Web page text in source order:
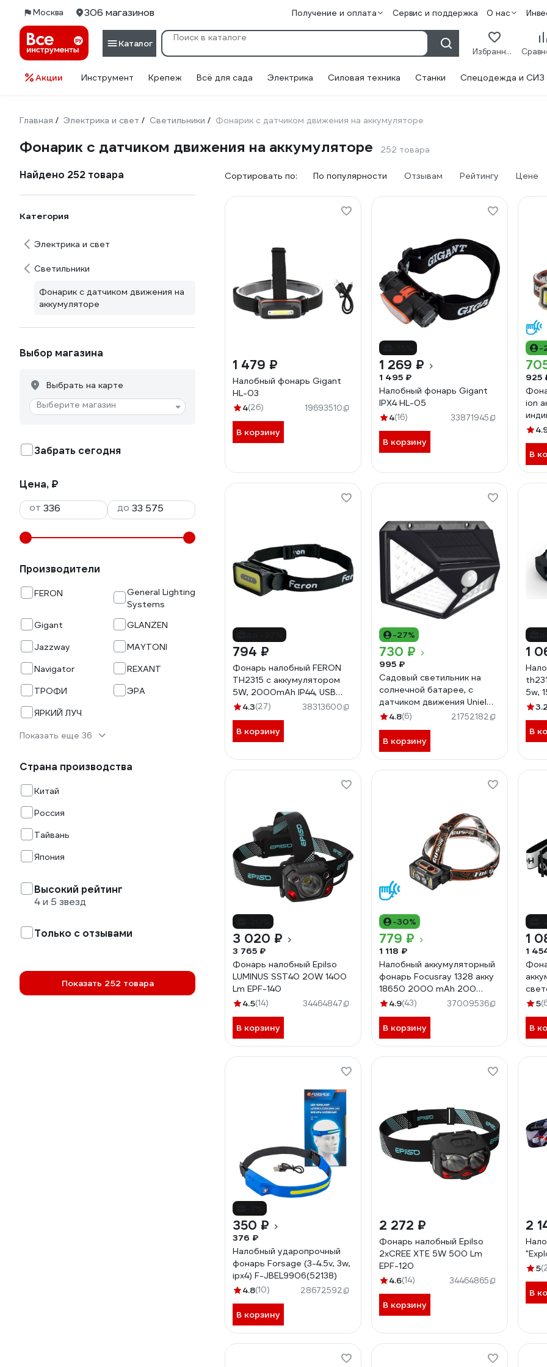
Москва 306 магазинов Получение и оплата Сервис и поддержка О нас
Каталог
Избранное
Акции Инструмент Крепеж Всё для сада Электрика Силовая техника Станки Спецодежда и СИЗ
Главная / Электрика и свет / Светильники / Фонарик с датчиком движения на аккумуляторе
Фонарик с датчиком движения на аккумуляторе 252 товара
Найдено 252 товара
Категория
Электрика и свет
Светильники
Фонарик с датчиком движения на
аккумуляторе
Выбор магазина
Выбрать на карте
Выберите магазин
Забрать сегодня
Цена, ₽
от
до
Производители
FERON
General Lighting
Systems
Gigant
GLANZEN
Jazzway
MAYTONI
Navigator
REXANT
ТРОФИ
ЭРА
ЯРКИЙ ЛУЧ
Показать еще 36
Страна производства
Китай
Россия
Тайвань
Япония
Высокий рейтинг
4 и 5 звезд
Только с отзывами
Показать 252 товара
Сортировать по: По популярности Отзывам Рейтингу Цене
1 479 ₽
Налобный фонарь Gigant
HL-03
4(26) 19693510
В корзину
1 269 ₽
1 495 ₽
Налобный фонарь Gigant
IPX4 HL-05
4(16) 33871945
В корзину
-
925
ion
USB
В
794 ₽
Фонарь налобный FERON
TH2315 c аккумулятором
5W, 2000mAh IP44, USB
type-C, ABS пластик, 51620
4.3(27) 38313600
В корзину
-27%
730 ₽
995 ₽
Садовый светильник на
солнечной батарее, с
датчиком движения Uniel
USL-F-167/PT100 SENSOR
4.8(6) 21752182
В корзину
1
5w,
3.2
В
3 020 ₽
3 765 ₽
Фонарь налобный Epilso
LUMINUS SST40 20W 1400
Lm EPF-140
4.5(14) 34464847
В корзину
-30%
779 ₽
1 118 ₽
Налобный аккумуляторный
фонарь Focusray 1328 акку
18650 2000 mАh 200
люмен,цифровой
890477
4.9(43) 37009536
В корзину
1
1
5
В
350 ₽
376 ₽
Налобный ударопрочный
фонарь Forsage (3-4.5v, 3w,
ipx4) F-JBEL9906(52138)
4.8(10) 28672592
В корзину
2 272 ₽
Фонарь налобный Epilso
2xCREE XTE 5W 500 Lm
EPF-120
4.6(14) 34464865
В корзину
2
5
В